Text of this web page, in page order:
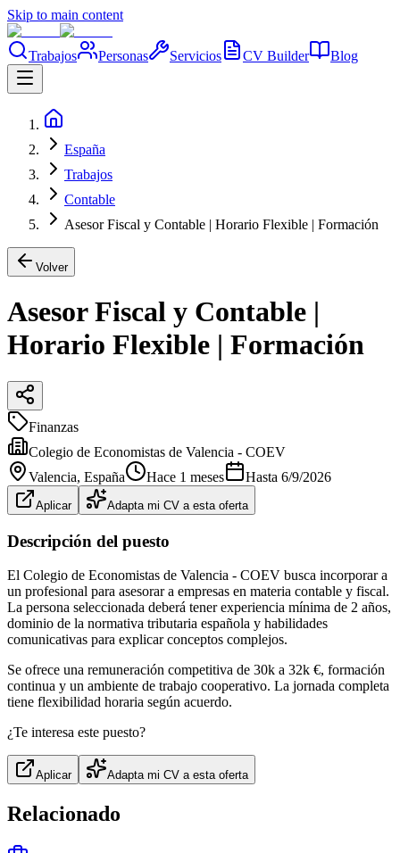
Skip to main content
Trabajos Personas Servicios CV Builder Blog
España
Trabajos
Contable
Asesor Fiscal y Contable | Horario Flexible | Formación
Volver
Asesor Fiscal y Contable |
Horario Flexible | Formación
Finanzas
Colegio de Economistas de Valencia - COEV
Valencia, España Hace 1 meses Hasta 6/9/2026
Aplicar Adapta mi CV a esta oferta
Descripción del puesto
El Colegio de Economistas de Valencia - COEV busca incorporar a
un profesional para asesorar a empresas en materia contable y fiscal.
La persona seleccionada deberá tener experiencia mínima de 2 años,
dominio de la normativa tributaria española y habilidades
comunicativas para explicar conceptos complejos.
Se ofrece una remuneración competitiva de 30k a 32k €, formación
continua y un ambiente de trabajo cooperativo. La jornada completa
tiene flexibilidad horaria según acuerdo.
¿Te interesa este puesto?
Aplicar Adapta mi CV a esta oferta
Relacionado